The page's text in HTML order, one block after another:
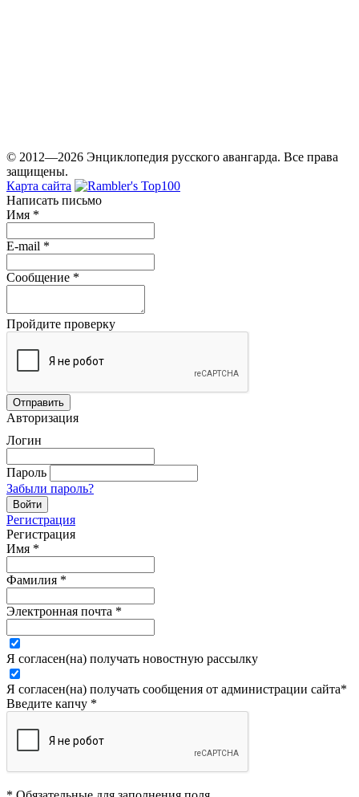
© 2012—2026 Энциклопедия русского авангарда. Все права
защищены.
Карта сайта
Написать письмо
Имя *
E-mail *
Сообщение *
Пройдите проверку
Авторизация
Логин
Пароль
Забыли пароль?
Регистрация
Регистрация
Имя *
Фамилия *
Электронная почта *
Я согласен(на) получать новостную рассылку
Я согласен(на) получать сообщения от администрации сайта*
Введите капчу *